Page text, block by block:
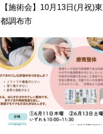
【施術会】10月13日(月祝)
都調布市